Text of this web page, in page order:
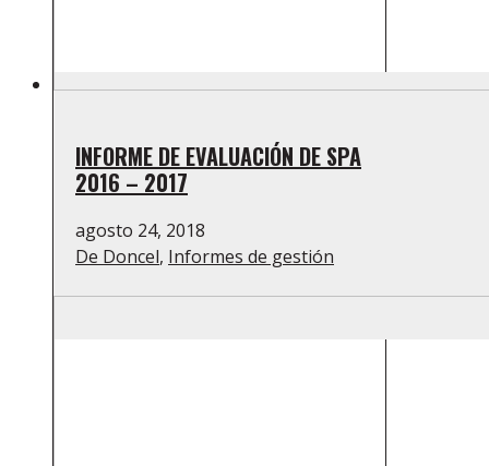
INFORME DE EVALUACIÓN DE SPA
2016 – 2017
agosto 24, 2018
De Doncel, Informes de gestión